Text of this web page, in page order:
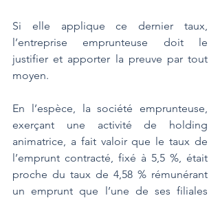
Si elle applique ce dernier taux,
l’entreprise emprunteuse doit le
justifier et apporter la preuve par tout
moyen.
En l’espèce, la société emprunteuse,
exerçant une activité de holding
animatrice, a fait valoir que le taux de
l’emprunt contracté, fixé à 5,5 %, était
proche du taux de 4,58 % rémunérant
un emprunt que l’une de ses filiales